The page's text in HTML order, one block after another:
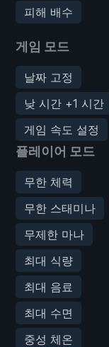
피해 배수
게임 모드
날짜 고정
낮 시간 +1 시간
게임 속도 설정
플레이어 모드
무한 체력
무한 스태미나
무제한 마나
최대 식량
최대 음료
최대 수면
중성 체온